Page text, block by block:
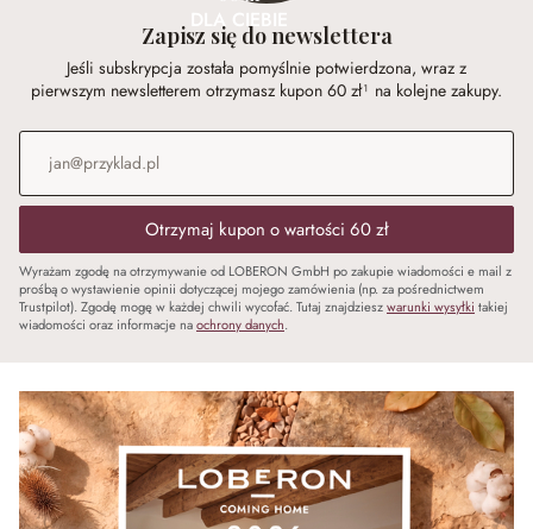
DLA CIEBIE
Zapisz się do newslettera
Jeśli subskrypcja została pomyślnie potwierdzona, wraz z
pierwszym newsletterem otrzymasz kupon 60 zł¹ na kolejne zakupy.
Adres e-mail
Otrzymaj kupon o wartości 60 zł
Wyrażam zgodę na otrzymywanie od LOBERON GmbH po zakupie wiadomości e mail z
prośbą o wystawienie opinii dotyczącej mojego zamówienia (np. za pośrednictwem
Trustpilot). Zgodę mogę w każdej chwili wycofać. Tutaj znajdzieszwarunki wysyłki takiej
wiadomości oraz informacje naochrony danych.